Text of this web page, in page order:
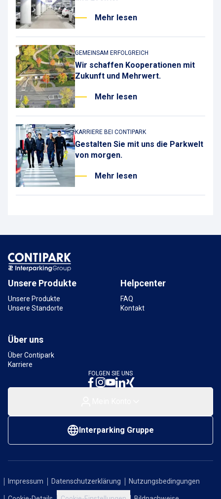
Mehr lesen
Wir schaffen Kooperationen mit
Zukunft und Mehrwert.
GEMEINSAM ERFOLGREICH
Mehr lesen
Gestalten Sie mit uns die Parkwelt
von morgen.
KARRIERE BEI CONTIPARK
Mehr lesen
Unsere Produkte
Unsere Produkte
Unsere Standorte
Helpcenter
FAQ
Kontakt
Über uns
Über Contipark
Karriere
FOLGEN SIE UNS
Interparking Gruppe
Impressum Datenschutzerklärung Nutzungsbedingungen